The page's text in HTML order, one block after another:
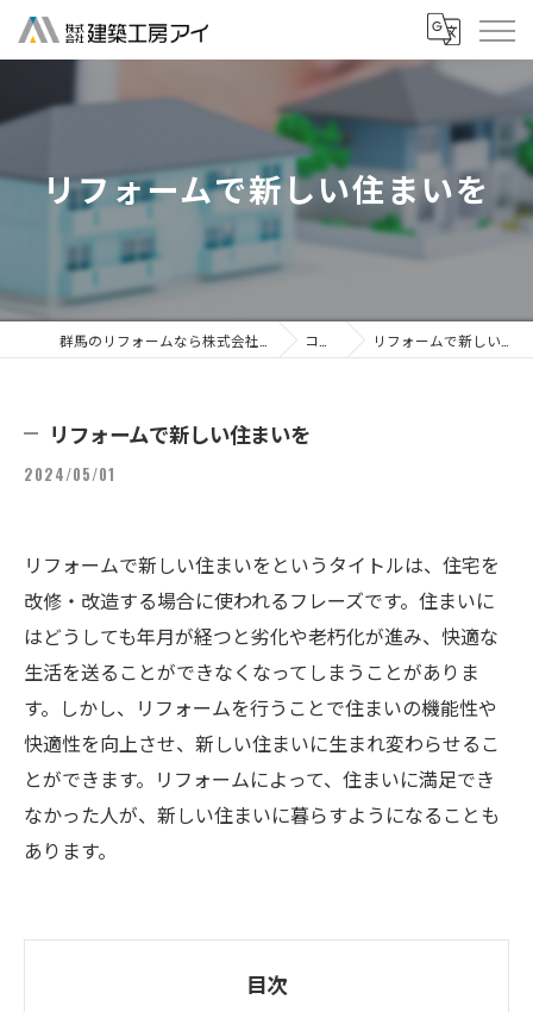
リフォームで新しい住まいを
コラム リフォームで新しい住まいを
リフォームで新しい住まいを
2024/05/01
リフォームで新しい住まいをというタイトルは、住宅を
改修・改造する場合に使われるフレーズです。住まいに
はどうしても年月が経つと劣化や老朽化が進み、快適な
生活を送ることができなくなってしまうことがありま
す。しかし、リフォームを行うことで住まいの機能性や
快適性を向上させ、新しい住まいに生まれ変わらせるこ
とができます。リフォームによって、住まいに満足でき
なかった人が、新しい住まいに暮らすようになることも
あります。
目次